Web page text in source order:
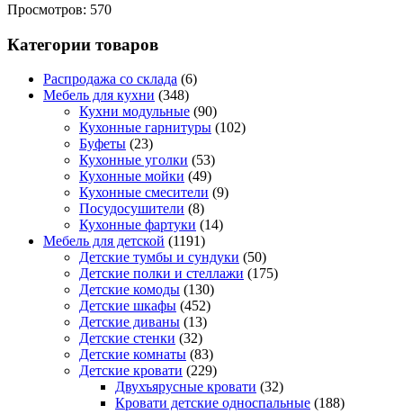
Просмотров: 570
Категории товаров
Распродажа со склада (6)
Мебель для кухни (348)
Кухни модульные (90)
Кухонные гарнитуры (102)
Буфеты (23)
Кухонные уголки (53)
Кухонные мойки (49)
Кухонные смесители (9)
Посудосушители (8)
Кухонные фартуки (14)
Мебель для детской (1191)
Детские тумбы и сундуки (50)
Детские полки и стеллажи (175)
Детские комоды (130)
Детские шкафы (452)
Детские диваны (13)
Детские стенки (32)
Детские комнаты (83)
Детские кровати (229)
Двухъярусные кровати (32)
Кровати детские односпальные (188)